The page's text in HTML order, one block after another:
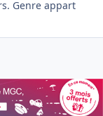
Genre appart